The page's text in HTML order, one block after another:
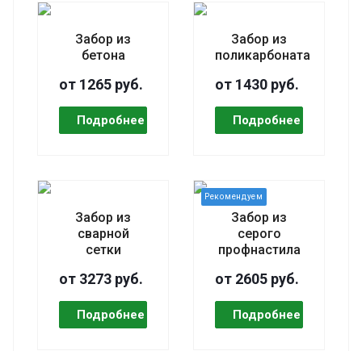
Забор из
бетона
от 1265 руб.
Забор из
поликарбоната
от 1430 руб.
Забор из
сварной
сетки
от 3273 руб.
Забор из
серого
профнастила
от 2605 руб.